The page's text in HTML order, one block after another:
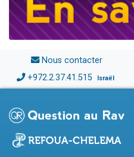
Nous contacter
+972.2.37.41.515 Israël